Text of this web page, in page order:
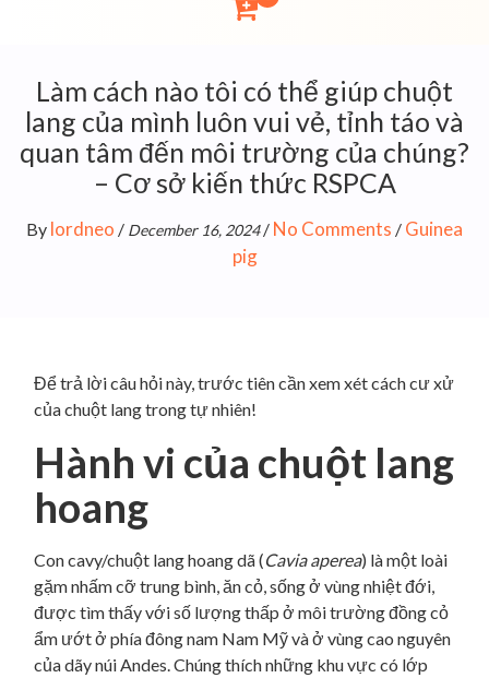
Làm cách nào tôi có thể giúp chuột
lang của mình luôn vui vẻ, tỉnh táo và
quan tâm đến môi trường của chúng?
– Cơ sở kiến ​​thức RSPCA
By lordneo / December 16, 2024/ No Comments / Guinea
pig
Để trả lời câu hỏi này, trước tiên cần xem xét cách cư xử
của chuột lang trong tự nhiên!
Hành vi của chuột lang
hoang
Con cavy/chuột lang hoang dã (Cavia aperea) là một loài
gặm nhấm cỡ trung bình, ăn cỏ, sống ở vùng nhiệt đới,
được tìm thấy với số lượng thấp ở môi trường đồng cỏ
ẩm ướt ở phía đông nam Nam Mỹ và ở vùng cao nguyên
của dãy núi Andes. Chúng thích những khu vực có lớp